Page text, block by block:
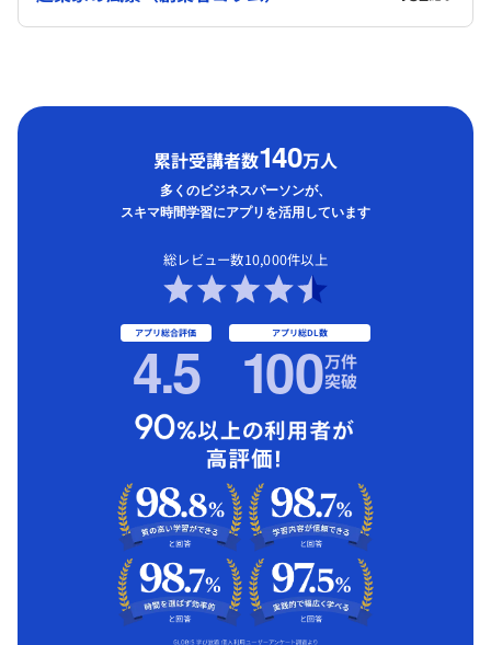
累計受講者数140万人
多くのビジネスパーソンが、
スキマ時間学習にアプリを活用しています
総レビュー数10,000件以上
アプリ総合評価
4.5 アプリ総DL数
100万件
突破